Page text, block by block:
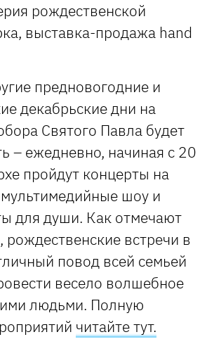
рождественской
выставка-продажа hand
предновогодние и
декабрьские дни на
Святого Павла будет
– ежедневно, начиная с 20
пройдут концерты на
шоу и
для души. Как отмечают
рождественские встречи в
повод всей семьей
весело волшебное
людьми. Полную
читайте тут.